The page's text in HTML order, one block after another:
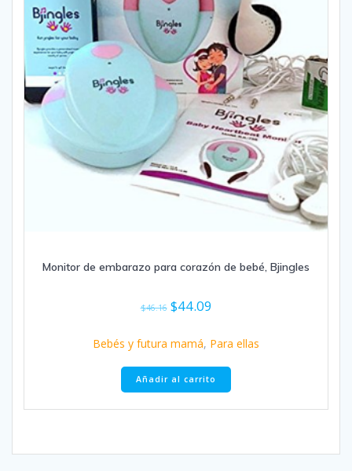
Monitor de embarazo para corazón de bebé, Bjingles
$46.16 El
original
$46.16.
$44.09
actual
$44.09.
Bebés y futura mamá, Para ellas
Añadir al carrito